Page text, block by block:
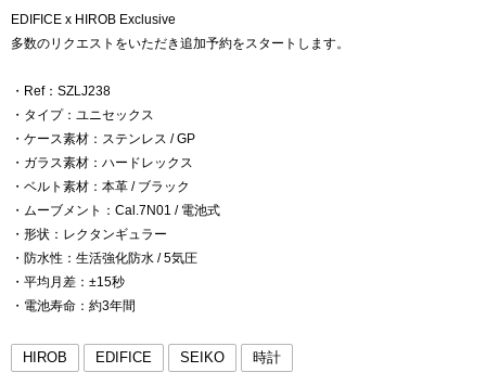
EDIFICE x HIROB Exclusive
多数のリクエストをいただき追加予約をスタートします。
・Ref：SZLJ238
・タイプ：ユニセックス
・ケース素材：ステンレス / GP
・ガラス素材：ハードレックス
・ベルト素材：本革 / ブラック
・ムーブメント：Cal.7N01 / 電池式
・形状：レクタンギュラー
・防水性：生活強化防水 / 5気圧
・平均月差：±15秒
・電池寿命：約3年間
HIROB EDIFICE SEIKO 時計